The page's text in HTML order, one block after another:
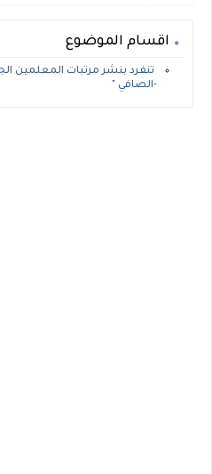
اقسام الموضوع
تنفرد بنشر مرتبات المعلمين
-الصافي "